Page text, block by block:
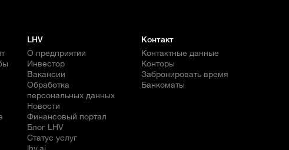
LHV
О предприятии
Инвестор
Вакансии
Обработка
персональных данных
Новости
Финансовый портал
Блог LHV
Статус услуг
Контакт
Контактные данные
Конторы
Забронировать время
Банкоматы